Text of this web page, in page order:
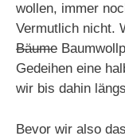
wollen, immer
Vermutlich nicht.
Bäume
Gedeihen eine
wir bis dahin
Bevor wir also